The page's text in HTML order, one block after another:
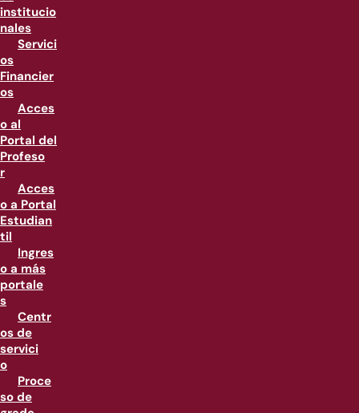
institucio
nales
Servici
os
Financier
os
Acces
o al
Portal del
Profeso
r
Acces
o a Portal
Estudian
til
Ingres
o a más
portale
s
Centr
os de
servici
o
Proce
so de